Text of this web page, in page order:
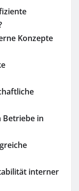
Konzepte
Betriebe in
interner